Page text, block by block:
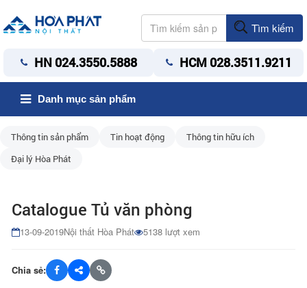
Tìm kiếm
HN 024.3550.5888 HCM 028.3511.9211
Danh mục sản phẩm
Thông tin sản phẩm Tin hoạt động
Thông tin hữu ích
Đại lý Hòa Phát
Catalogue Tủ văn phòng
13-09-2019Nội thất Hòa Phát 5138 lượt xem
Chia sẻ: